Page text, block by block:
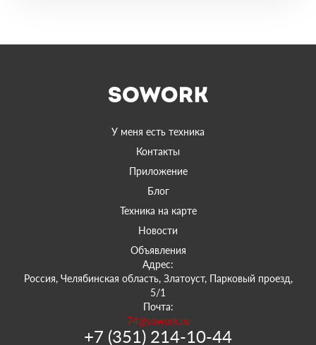
У меня есть техника
Контакты
Приложение
Блог
Техника на карте
Новости
Объявления
Адрес:
Россия, Челябинская область, Златоуст, Парковый проезд,
5/1
Почта:
74@sowork.ru
+7 (351) 214-10-44